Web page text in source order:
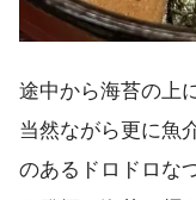
途中から海苔の上
当然ながら更に魚
のあるドロドロな